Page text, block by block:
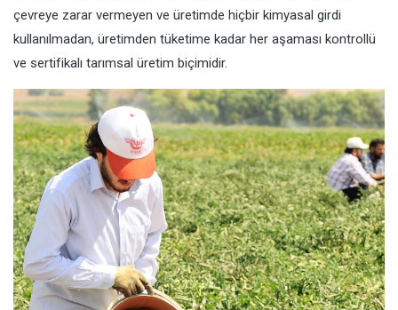
çevreye zarar vermeyen ve üretimde hiçbir kimyasal girdi
kullanılmadan, üretimden tüketime kadar her aşaması kontrollü
ve sertifikalı tarımsal üretim biçimidir.